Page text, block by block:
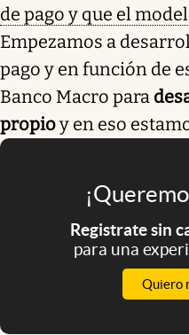
de pago y que el
Empezamos a
pago y en función de
Banco Macro para
propioy en eso
Registrate sin
para una
Quiero